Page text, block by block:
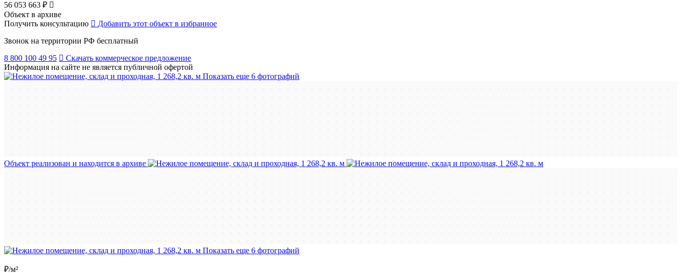
56 053 663 ₽
Объект в архиве
Получить консультацию
Добавить этот объект в избранное
Звонок на территории РФ бесплатный
8 800 100 49 95
Скачать коммерческое предложение
Информация на сайте не является публичной офертой
Показать еще 6 фотографий
Объект реализован и находится в архиве
Показать еще 6 фотографий
₽/м²